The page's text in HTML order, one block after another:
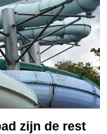
zijn de rest